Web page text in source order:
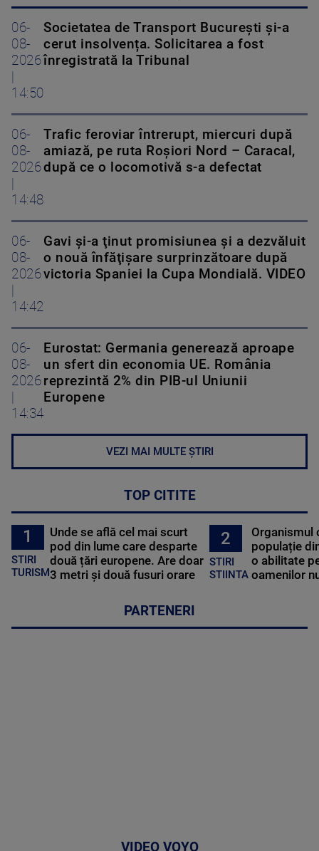
06-
08-
2026
14:50
Societatea de Transport București și-a
cerut insolvența. Solicitarea a fost
înregistrată la Tribunal
06-
08-
2026
14:48
Trafic feroviar întrerupt, miercuri după
amiază, pe ruta Roşiori Nord – Caracal,
după ce o locomotivă s-a defectat
06-
08-
2026
14:42
Gavi şi-a ţinut promisiunea şi a dezvăluit
o nouă înfăţişare surprinzătoare după
victoria Spaniei la Cupa Mondială. VIDEO
06-
08-
2026
14:34
Eurostat: Germania generează aproape
un sfert din economia UE. România
reprezintă 2% din PIB-ul Uniunii
Europene
VEZI MAI MULTE ȘTIRI
TOP CITITE
1
STIRI
TURISM
Unde se află cel mai scurt
pod din lume care desparte
două țări europene. Are doar
3 metri și două fusuri orare
2
STIRI
STIINTA
Organismul
populație
o abilitate
oamenilor
PARTENERI
VIDEO VOYO